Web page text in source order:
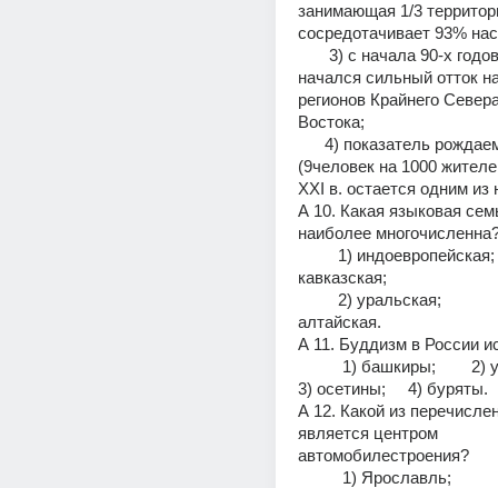
занимающая 1/3
сосредотачивает 93%
начался сильный отток
регионов Крайнего
Востока;
(9человек на 1000
XXI в. остается одним из
А 10. Какая языковая
наиболее
кавказская;
алтайская.
А 11. Буддизм в России
3) осетины;     4) буряты.
А 12. Какой из
является центром
автомобилестроения?